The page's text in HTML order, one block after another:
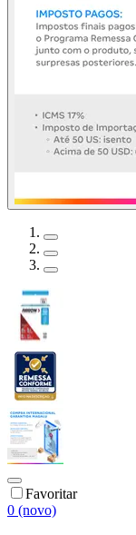
Favoritar
0 (novo)